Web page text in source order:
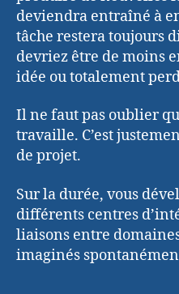
deviendra entraîné à
tâche restera toujours
devriez être de moins
idée ou totalement
Il ne faut pas oublier
travaille. C’est
de projet.
Sur la durée, vous
différents centres
liaisons entre
imaginés